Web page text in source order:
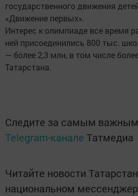
государственного движения
«Движение первых».
Интерес к олимпиаде все время
ней присоединились 800 тыс.
— более 2,3 млн, в том числе
Татарстана.
Следите за самым
Telegram-канале Татмедиа
Читайте новости
национальном